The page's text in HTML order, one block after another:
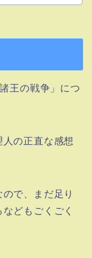
王の戦争」につ
の正直な感想
で、まだ足り
どもごくごく